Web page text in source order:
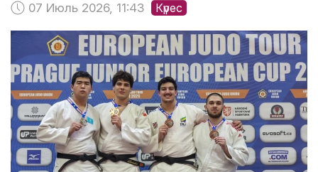
07 Июль 2026, 11:43 Күрес